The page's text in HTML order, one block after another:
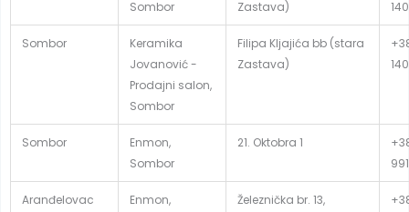
Sombor
Zastava)
140
Sombor
Keramika
Jovanović -
Prodajni salon,
Sombor
Filipa Kljajića bb (stara
Zastava)
140
Sombor
Enmon,
Sombor
21. Oktobra 1
991
Aranđelovac
Enmon,
Železnička br. 13,